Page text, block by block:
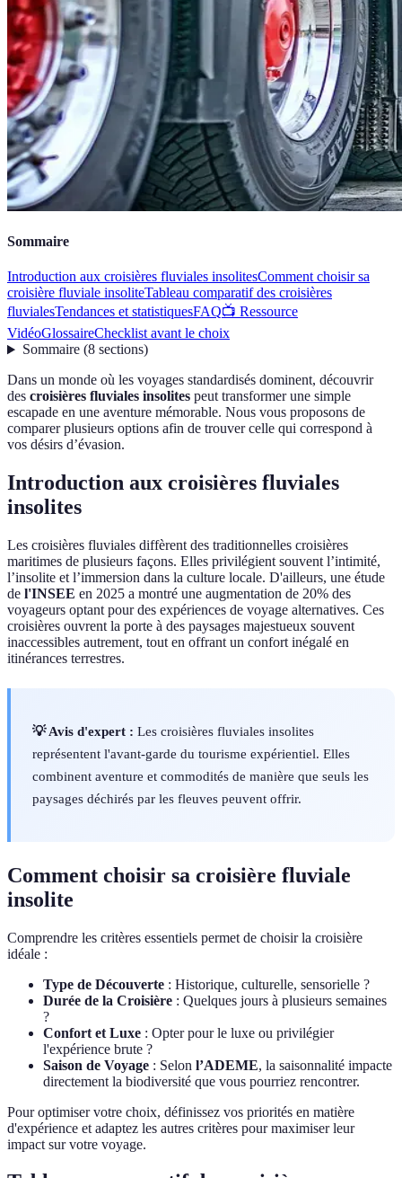
Sommaire
Introduction aux croisières fluviales insolitesComment choisir sa
croisière fluviale insoliteTableau comparatif des croisières
fluvialesTendances et statistiquesFAQ📺 Ressource
VidéoGlossaireChecklist avant le choix
Sommaire(8 sections)
Dans un monde où les voyages standardisés dominent, découvrir
des croisières fluviales insolites peut transformer une simple
escapade en une aventure mémorable. Nous vous proposons de
comparer plusieurs options afin de trouver celle qui correspond à
vos désirs d’évasion.
Introduction aux croisières fluviales
insolites
Les croisières fluviales diffèrent des traditionnelles croisières
maritimes de plusieurs façons. Elles privilégient souvent l’intimité,
l’insolite et l’immersion dans la culture locale. D'ailleurs, une étude
de l'INSEE en 2025 a montré une augmentation de 20% des
voyageurs optant pour des expériences de voyage alternatives. Ces
croisières ouvrent la porte à des paysages majestueux souvent
inaccessibles autrement, tout en offrant un confort inégalé en
itinérances terrestres.
💡 Avis d'expert : Les croisières fluviales insolites
représentent l'avant-garde du tourisme expérientiel. Elles
combinent aventure et commodités de manière que seuls les
paysages déchirés par les fleuves peuvent offrir.
Comment choisir sa croisière fluviale
insolite
Comprendre les critères essentiels permet de choisir la croisière
idéale :
Type de Découverte : Historique, culturelle, sensorielle ?
Durée de la Croisière : Quelques jours à plusieurs semaines
?
Confort et Luxe : Opter pour le luxe ou privilégier
l'expérience brute ?
Saison de Voyage : Selon l’ADEME, la saisonnalité impacte
directement la biodiversité que vous pourriez rencontrer.
Pour optimiser votre choix, définissez vos priorités en matière
d'expérience et adaptez les autres critères pour maximiser leur
impact sur votre voyage.